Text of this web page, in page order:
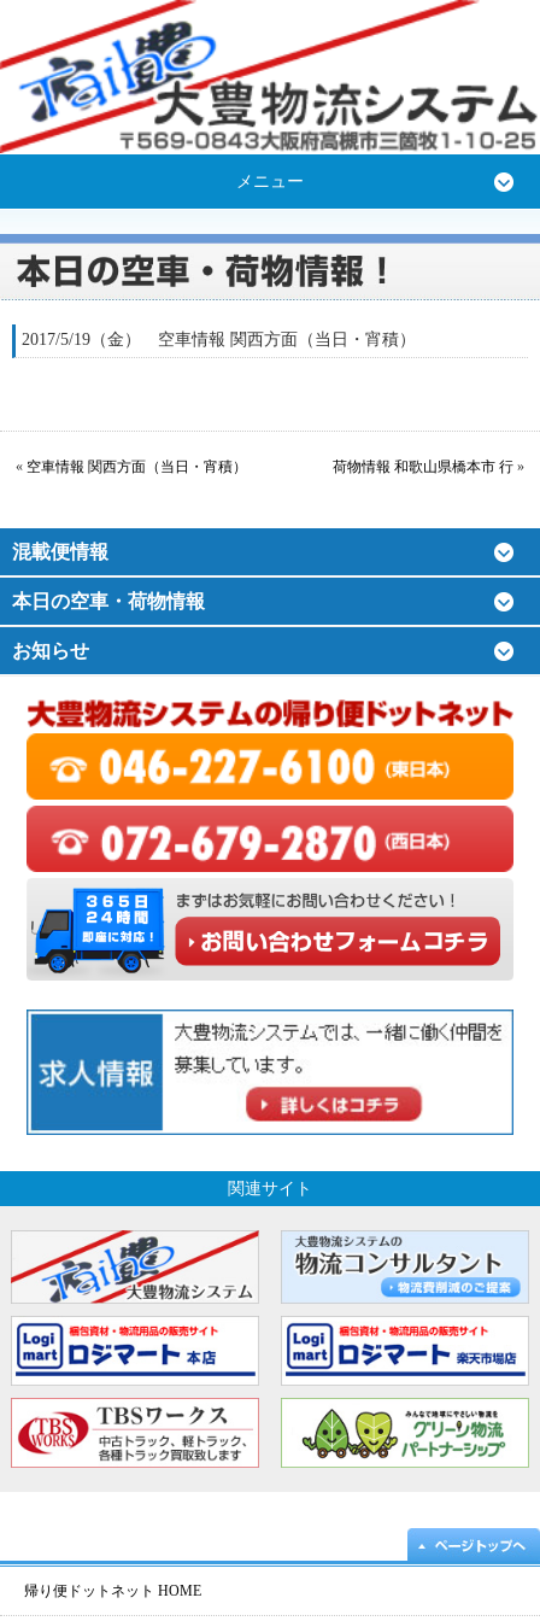
メニュー
2017/5/19（金） 空車情報 関西方面（当日・宵積）
« 空車情報 関西方面（当日・宵積） 荷物情報 和歌山県橋本市 行 »
混載便情報
本日の空車・荷物情報
お知らせ
関連サイト
帰り便ドットネット HOME